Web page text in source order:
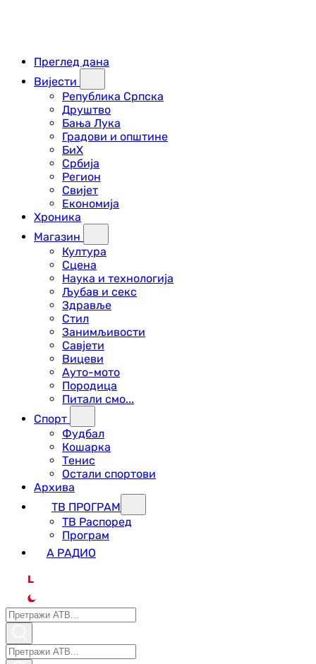
Преглед дана
Вијести
Република Српска
Друштво
Бања Лука
Градови и општине
БиХ
Србија
Регион
Свијет
Економија
Хроника
Магазин
Култура
Сцена
Наука и технологија
Љубав и секс
Здравље
Стил
Занимљивости
Савјети
Вицеви
Ауто-мото
Породица
Питали смо...
Спорт
Фудбал
Кошарка
Тенис
Остали спортови
Архива
ТВ ПРОГРАМ
ТВ Распоред
Програм
А РАДИО
L